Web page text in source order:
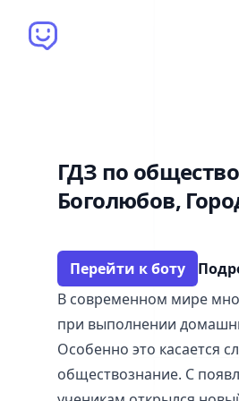
Brain Bot
ГДЗ по
Боголюбов,
Перейти к боту
В современном мире
при выполнении
Особенно это касается
обществознание. С